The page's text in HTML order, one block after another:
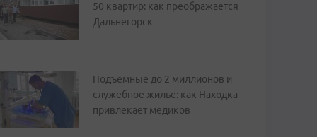
50 квартир: как преображается
Дальнегорск
Подъемные до 2 миллионов и
служебное жилье: как Находка
привлекает медиков